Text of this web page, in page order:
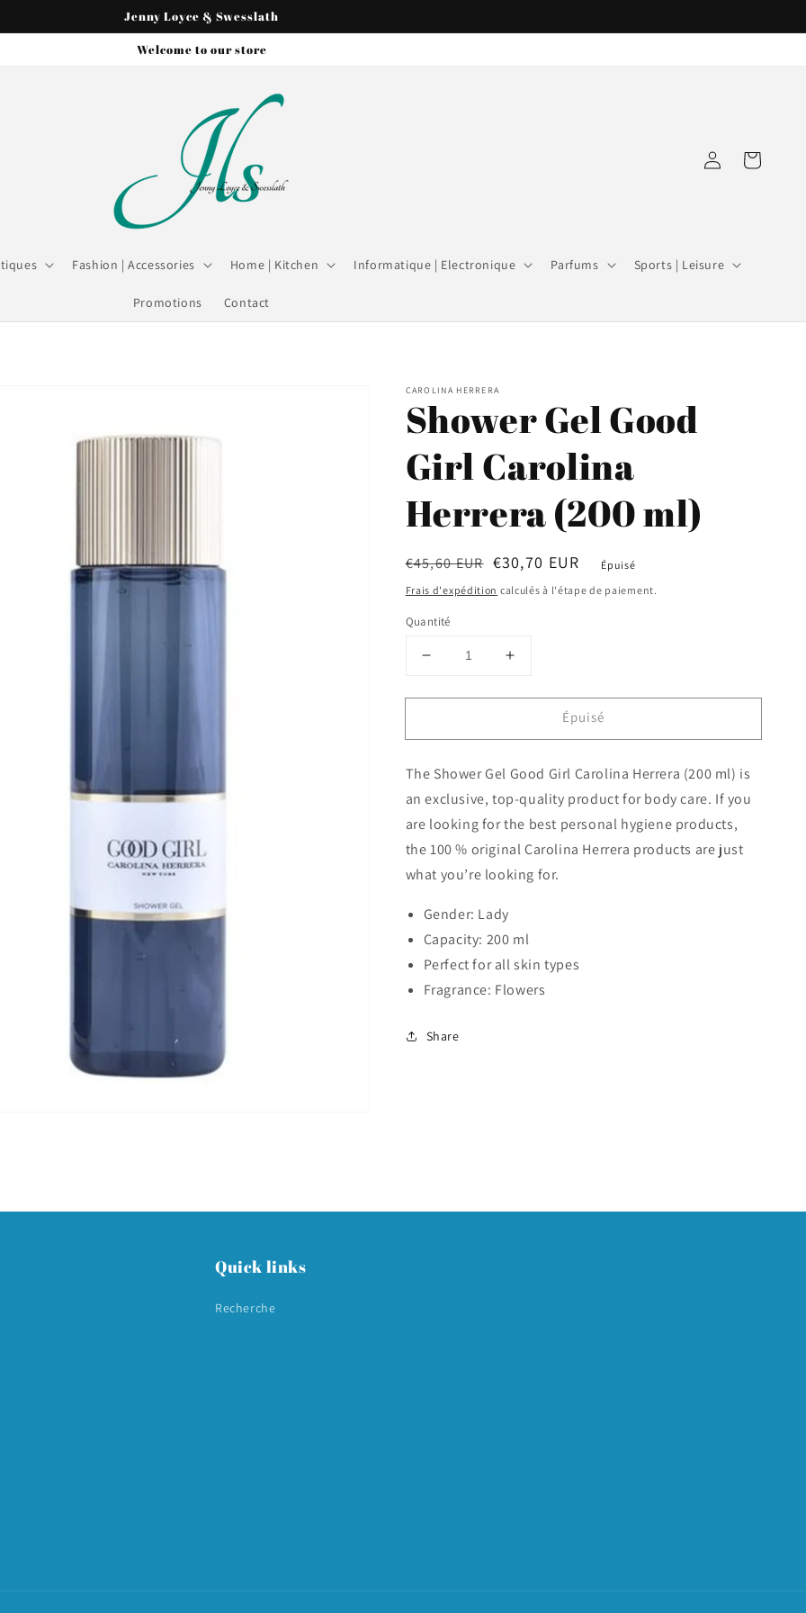
Jenny Loyce & Swesslath
Welcome to our store
Fashion | Accessories Home | Kitchen Informatique | Electronique Parfums Sports | Leisure
Promotions Contact
Connexion Panier
CAROLINA HERRERA
Shower Gel Good
Girl Carolina
Herrera (200 ml)
Prix
habituel
€45,60 EUR
Prix
soldé
€30,70 EUR
Épuisé
Frais d'expédition calculés à l'étape de paiement.
Quantité
Réduire
quantité
Shower
Good
Girl
Carolina
Herrera
(200
ml)
Augmenter
quantité
Shower
Good
Girl
Carolina
Herrera
(200
ml)
Épuisé
The Shower Gel Good Girl Carolina Herrera (200 ml) is
an exclusive, top-quality product for body care. If you
are looking for the best personal hygiene products,
the 100 % original Carolina Herrera products are just
what you’re looking for.
Gender: Lady
Capacity: 200 ml
Perfect for all skin types
Fragrance: Flowers
Share
Quick links
Recherche